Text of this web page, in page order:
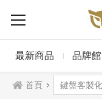
最新商品 品牌館
首頁